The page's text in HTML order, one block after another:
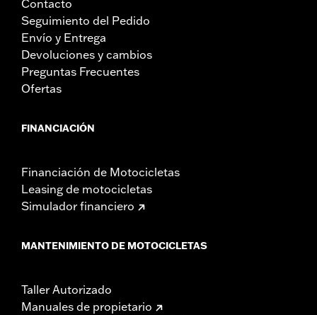
Contacto
Seguimiento del Pedido
Envío y Entrega
Devoluciones y cambios
Preguntas Frecuentes
Ofertas
FINANCIACIÓN
Financiación de Motocicletas
Leasing de motocicletas
Simulador financiero
MANTENIMIENTO DE MOTOCICLETAS
Taller Autorizado
Manuales de propietario